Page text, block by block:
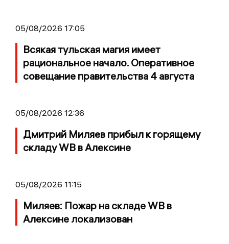
05/08/2026 17:05
Всякая тульская магия имеет
рациональное начало. Оперативное
совещание правительства 4 августа
05/08/2026 12:36
Дмитрий Миляев прибыл к горящему
складу WB в Алексине
05/08/2026 11:15
Миляев: Пожар на складе WB в
Алексине локализован